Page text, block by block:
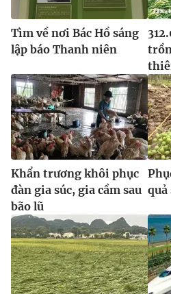
Tìm về nơi Bác Hồ sáng
lập báo Thanh niên
Khẩn trương khôi phục
đàn gia súc, gia cầm sau
bão lũ
quả